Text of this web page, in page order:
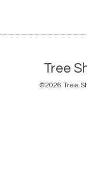
Tree
©2026 Tree